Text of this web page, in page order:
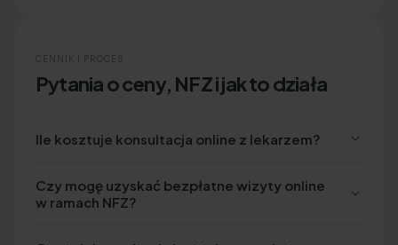
CENNIK I PROCES
Pytania o ceny, NFZ i jak to działa
Ile kosztuje konsultacja online z lekarzem?
Czy mogę uzyskać bezpłatne wizyty online
w ramach NFZ?